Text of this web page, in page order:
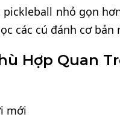
nhỏ gọn
các cú đánh cơ bản
Hợp Quan